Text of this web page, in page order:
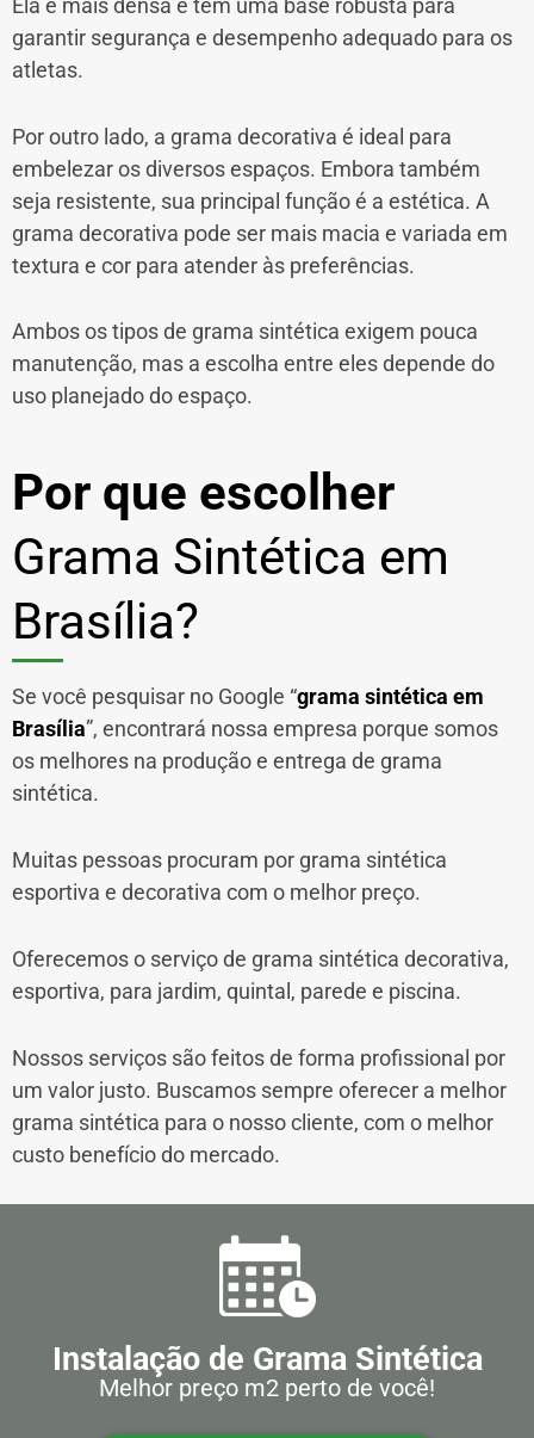
Ela é mais densa e tem uma base robusta para
garantir segurança e desempenho adequado para os
atletas.
Por outro lado, a grama decorativa é ideal para
embelezar os diversos espaços. Embora também
seja resistente, sua principal função é a estética. A
grama decorativa pode ser mais macia e variada em
textura e cor para atender às preferências.
Ambos os tipos de grama sintética exigem pouca
manutenção, mas a escolha entre eles depende do
uso planejado do espaço.
Por que escolher
Grama Sintética em
Brasília?
Se você pesquisar no Google “grama sintética em
Brasília”, encontrará nossa empresa porque somos
os melhores na produção e entrega de grama
sintética.
Muitas pessoas procuram por grama sintética
esportiva e decorativa com o melhor preço.
Oferecemos o serviço de grama sintética decorativa,
esportiva, para jardim, quintal, parede e piscina.
Nossos serviços são feitos de forma profissional por
um valor justo. Buscamos sempre oferecer a melhor
grama sintética para o nosso cliente, com o melhor
custo benefício do mercado.
Instalação de Grama Sintética
Melhor preço m2 perto de você!